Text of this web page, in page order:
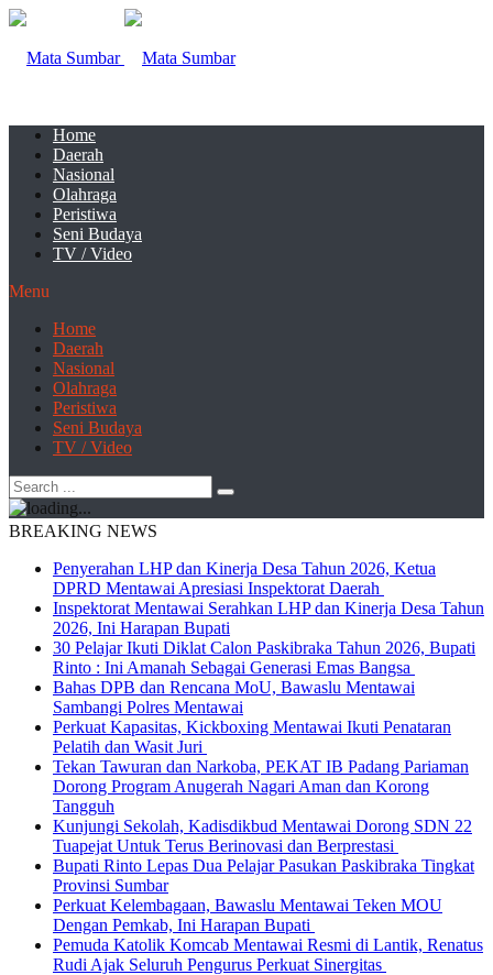
Home
Daerah
Nasional
Olahraga
Peristiwa
Seni Budaya
TV / Video
Menu
Home
Daerah
Nasional
Olahraga
Peristiwa
Seni Budaya
TV / Video
BREAKING NEWS
Penyerahan LHP dan Kinerja Desa Tahun 2026, Ketua
DPRD Mentawai Apresiasi Inspektorat Daerah
Inspektorat Mentawai Serahkan LHP dan Kinerja Desa Tahun
2026, Ini Harapan Bupati
30 Pelajar Ikuti Diklat Calon Paskibraka Tahun 2026, Bupati
Rinto : Ini Amanah Sebagai Generasi Emas Bangsa
Bahas DPB dan Rencana MoU, Bawaslu Mentawai
Sambangi Polres Mentawai
Perkuat Kapasitas, Kickboxing Mentawai Ikuti Penataran
Pelatih dan Wasit Juri
Tekan Tawuran dan Narkoba, PEKAT IB Padang Pariaman
Dorong Program Anugerah Nagari Aman dan Korong
Tangguh
Kunjungi Sekolah, Kadisdikbud Mentawai Dorong SDN 22
Tuapejat Untuk Terus Berinovasi dan Berprestasi
Bupati Rinto Lepas Dua Pelajar Pasukan Paskibraka Tingkat
Provinsi Sumbar
Perkuat Kelembagaan, Bawaslu Mentawai Teken MOU
Dengan Pemkab, Ini Harapan Bupati
Pemuda Katolik Komcab Mentawai Resmi di Lantik, Renatus
Rudi Ajak Seluruh Pengurus Perkuat Sinergitas